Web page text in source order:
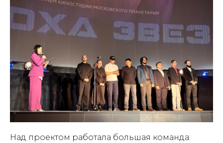
Над проектом работала большая команда: